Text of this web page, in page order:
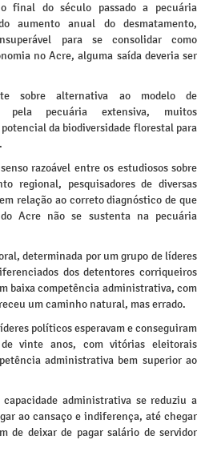
o final do século passado a pecuária
aumento anual do desmatamento,
para se consolidar como
no Acre, alguma saída deveria ser
sobre alternativa ao modelo de
pela pecuária extensiva, muitos
da biodiversidade florestal para
razoável entre os estudiosos sobre
regional, pesquisadores de diversas
relação ao correto diagnóstico de que
Acre não se sustenta na pecuária
determinada por um grupo de líderes
dos detentores corriqueiros
baixa competência administrativa, com
um caminho natural, mas errado.
políticos esperavam e conseguiram
vinte anos, com vitórias eleitorais
administrativa bem superior ao
administrativa se reduziu a
ao cansaço e indiferença, até chegar
de deixar de pagar salário de servidor